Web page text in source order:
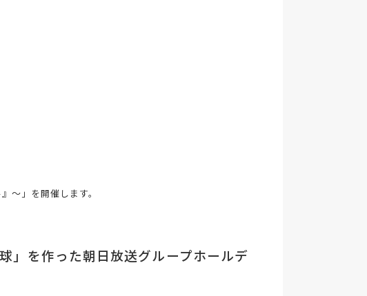
～」を開催します。
」を作った朝日放送グループホールデ